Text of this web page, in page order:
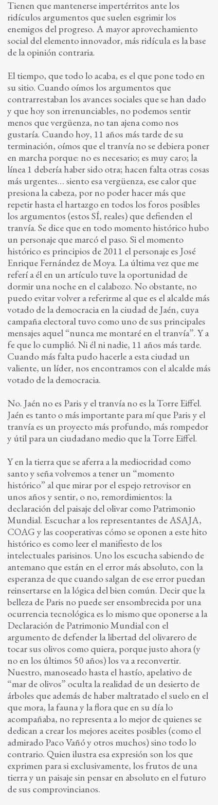
Tienen que mantenerse impertérritos ante los
ridículos argumentos que suelen esgrimir los
enemigos del progreso. A mayor aprovechamiento
social del elemento innovador, más ridícula es la base
de la opinión contraria.
El tiempo, que todo lo acaba, es el que pone todo en
su sitio. Cuando oímos los argumentos que
contrarrestaban los avances sociales que se han dado
y que hoy son irrenunciables, no podemos sentir
menos que vergüenza, no tan ajena como nos
gustaría. Cuando hoy, 11 años más tarde de su
terminación, oímos que el tranvía no se debiera poner
en marcha porque: no es necesario; es muy caro; la
línea 1 debería haber sido otra; hacen falta otras cosas
más urgentes… siento esa vergüenza, ese calor que
presiona la cabeza, por no poder hacer más que
repetir hasta el hartazgo en todos los foros posibles
los argumentos (estos SÍ, reales) que defienden el
tranvía. Se dice que en todo momento histórico hubo
un personaje que marcó el paso. Si el momento
histórico es principios de 2011 el personaje es José
Enrique Fernández de Moya. La última vez que me
referí a él en un artículo tuve la oportunidad de
dormir una noche en el calabozo. No obstante, no
puedo evitar volver a referirme al que es el alcalde más
votado de la democracia en la ciudad de Jaén, cuya
campaña electoral tuvo como uno de sus principales
mensajes aquel “nunca me montaré en el tranvía”. Y a
fe que lo cumplió. Ni él ni nadie, 11 años más tarde.
Cuando más falta pudo hacerle a esta ciudad un
valiente, un líder, nos encontramos con el alcalde más
votado de la democracia.
No. Jaén no es Paris y el tranvía no es la Torre Eiffel.
Jaén es tanto o más importante para mí que Paris y el
tranvía es un proyecto más profundo, más rompedor
y útil para un ciudadano medio que la Torre Eiffel.
Y en la tierra que se aferra a la mediocridad como
santo y seña volvemos a tener un “momento
histórico” al que mirar por el espejo retrovisor en
unos años y sentir, o no, remordimientos: la
declaración del paisaje del olivar como Patrimonio
Mundial. Escuchar a los representantes de ASAJA,
COAG y las cooperativas cómo se oponen a este hito
histórico es como leer el manifiesto de los
intelectuales parisinos. Uno los escucha sabiendo de
antemano que están en el error más absoluto, con la
esperanza de que cuando salgan de ese error puedan
reinsertarse en la lógica del bien común. Decir que la
belleza de Paris no puede ser ensombrecida por una
ocurrencia tecnológica es lo mismo que oponerse a la
Declaración de Patrimonio Mundial con el
argumento de defender la libertad del olivarero de
tocar sus olivos como quiera, porque justo ahora (y
no en los últimos 50 años) los va a reconvertir.
Nuestro, manoseado hasta el hastío, apelativo de
“mar de olivos” oculta la realidad de un desierto de
árboles que además de haber maltratado el suelo en el
que mora, la fauna y la flora que en su día lo
acompañaba, no representa a lo mejor de quienes se
dedican a crear los mejores aceites posibles (como el
admirado Paco Vañó y otros muchos) sino todo lo
contrario. Quien ilustra esa expresión son los que
exprimen para si exclusivamente, los frutos de una
tierra y un paisaje sin pensar en absoluto en el futuro
de sus comprovincianos.